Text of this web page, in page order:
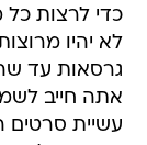
כדי לרצות כל
לא יהיו
גרסאות עד
אתה חייב
עשיית